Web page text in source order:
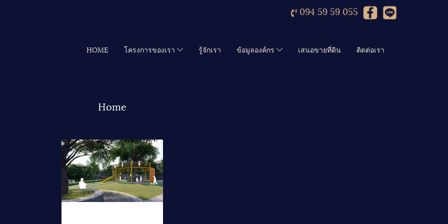
094 59 59 055
HOME โครงการของเรา รู้จักเรา ข้อมูลองค์กร เสนอขายที่ดิน ติดต่อเรา
Home